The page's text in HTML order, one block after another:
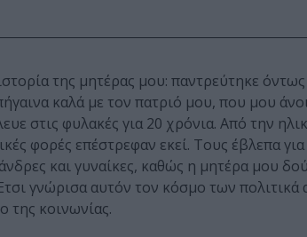
της μητέρας μου: παντρεύτηκε
καλά με τον πατριό μου, που μου
στις φυλακές για 20 χρόνια. Από την
φορές επέστρεφαν εκεί. Τους έβλεπα
και γυναίκες, καθώς η μητέρα μου
γνώρισα αυτόν τον κόσμο των
της κοινωνίας.